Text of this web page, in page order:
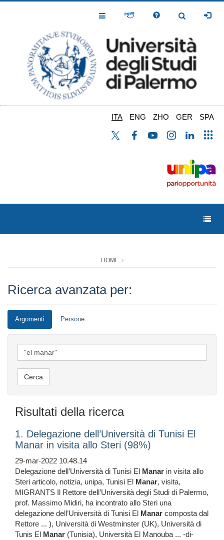
Toggle
Toggle
ITA ENG ZHO GER SPA
HOME
Ricerca avanzata per:
Argomenti Persone
Risultati della ricerca
1. Delegazione dell’Università di Tunisi El
Manar in visita allo Steri (98%)
29-mar-2022 10.48.14
Delegazione dell’Università di Tunisi El Manar in visita allo
Steri articolo, notizia, unipa, Tunisi El Manar, visita,
MIGRANTS Il Rettore dell’Università degli Studi di Palermo,
prof. Massimo Midiri, ha incontrato allo Steri una
delegazione dell’Università di Tunisi El Manar composta dal
Rettore ... ), Università di Westminster (UK), Università di
Tunis El Manar (Tunisia), Università El Manouba ... -di-